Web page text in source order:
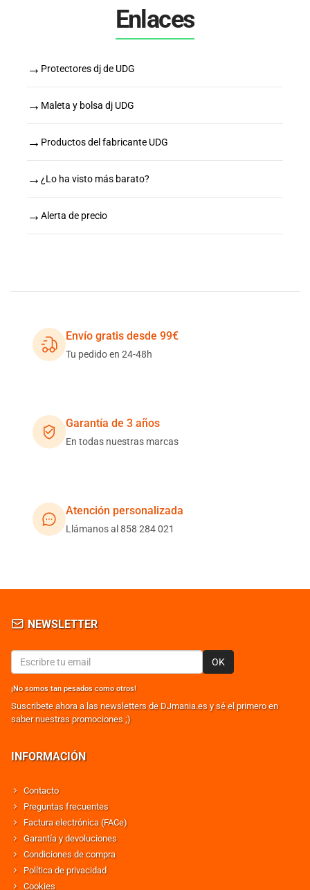
Enlaces
→ Protectores dj de UDG
→ Maleta y bolsa dj UDG
→ Productos del fabricante UDG
→ ¿Lo ha visto más barato?
→ Alerta de precio
Envío gratis desde 99€
Tu pedido en 24-48h
Garantía de 3 años
En todas nuestras marcas
Atención personalizada
Llámanos al 858 284 021
NEWSLETTER
OK
¡No somos tan pesados como otros!
Suscribete ahora a las newsletters de DJmania.es y sé el primero en
saber nuestras promociones ;)
INFORMACIÓN
Contacto
Preguntas frecuentes
Factura electrónica (FACe)
Garantía y devoluciones
Condiciones de compra
Política de privacidad
Cookies